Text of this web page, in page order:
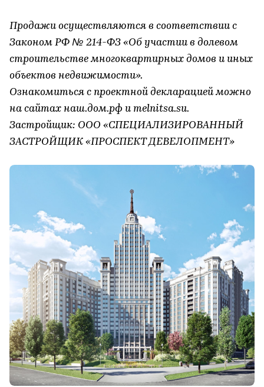
Продажи осуществляются в соответствии с
Законом РФ № 214-ФЗ «Об участии в долевом
строительстве многоквартирных домов и иных
объектов недвижимости».
Ознакомиться с проектной декларацией можно
на сайтах наш.дом.рф и melnitsa.su.
Застройщик: ООО «СПЕЦИАЛИЗИРОВАННЫЙ
ЗАСТРОЙЩИК «ПРОСПЕКТ ДЕВЕЛОПМЕНТ»